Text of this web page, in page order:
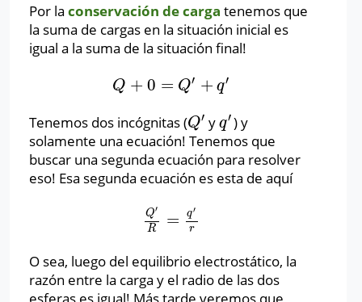
Por la conservación de carga tenemos que
la suma de cargas en la situación inicial es
igual a la suma de la situación final!
Q + 0 = Q′ + q′
Q+0=Q +q ′
Tenemos dos incógnitas(Q′
Q′ yq′
q′)y
solamente una ecuación! Tenemos que
buscar una segunda ecuación para resolver
eso! Esa segunda ecuación es esta de aquí
Q′
R = q′
r
Q′R =q r
O sea, luego del equilibrio electrostático, la
razón entre la carga y el radio de las dos
esferas es igual! Más tarde veremos que